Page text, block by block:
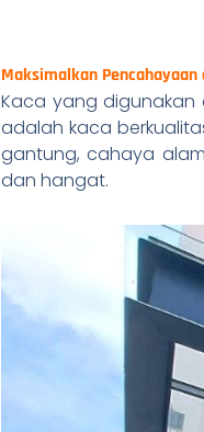
Maksimalkan
Kaca yang digunakan
adalah kaca
gantung, cahaya
dan hangat.